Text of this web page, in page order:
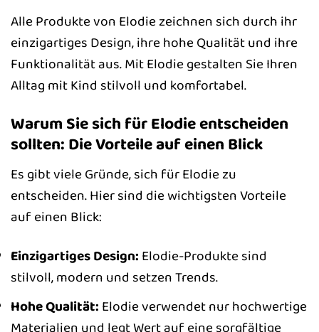
Alle Produkte von Elodie zeichnen sich durch ihr
einzigartiges Design, ihre hohe Qualität und ihre
Funktionalität aus. Mit Elodie gestalten Sie Ihren
Alltag mit Kind stilvoll und komfortabel.
Warum Sie sich für Elodie entscheiden
sollten: Die Vorteile auf einen Blick
Es gibt viele Gründe, sich für Elodie zu
entscheiden. Hier sind die wichtigsten Vorteile
auf einen Blick:
Einzigartiges Design: Elodie-Produkte sind
stilvoll, modern und setzen Trends.
Hohe Qualität: Elodie verwendet nur hochwertige